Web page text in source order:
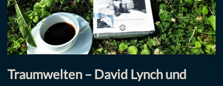
Traumwelten – David Lynch und